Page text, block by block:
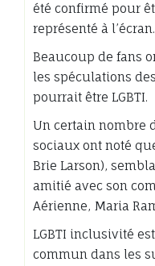
été confirmé pour
représenté à l’écran.
Beaucoup de fans
les spéculations
pourrait être LGBTI.
Un certain nombre
sociaux ont noté
Brie Larson),
amitié avec son
Aérienne, Maria
LGBTI inclusivité
commun dans les